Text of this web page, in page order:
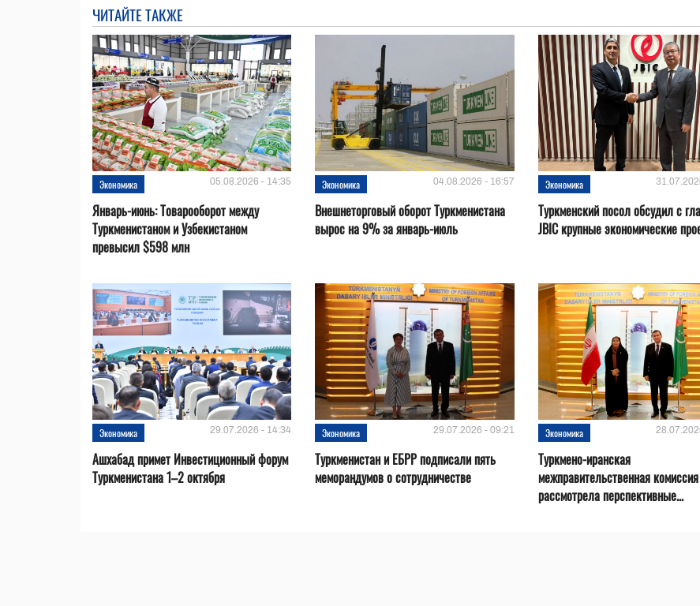
ЧИТАЙТЕ ТАКЖЕ
Экономика 05.08.2026 - 14:35
Январь-июнь: Товарооборот между
Туркменистаном и Узбекистаном
превысил $598 млн
Экономика 04.08.2026 - 16:57
Внешнеторговый оборот Туркменистана
вырос на 9% за январь-июль
Экономика
Туркменский посол обсудил с
JBIC крупные экономические
Экономика 29.07.2026 - 14:34
Ашхабад примет Инвестиционный форум
Туркменистана 1–2 октября
Экономика 29.07.2026 - 09:21
Туркменистан и ЕБРР подписали пять
меморандумов о сотрудничестве
Экономика
Туркмено-иранская
межправительственная комиссия
рассмотрела перспективные...